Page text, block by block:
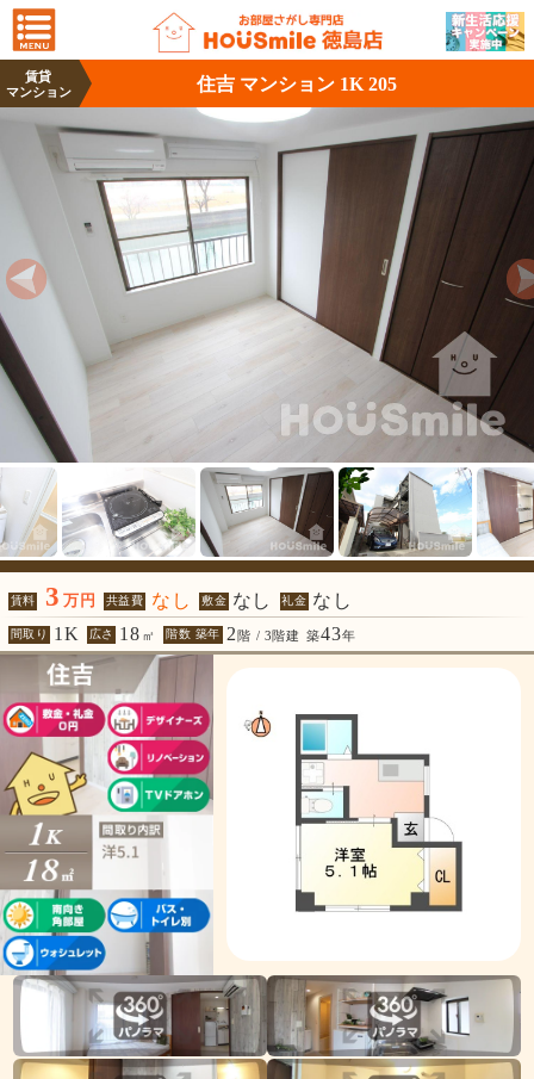
賃貸
マンション
住吉 マンション 1K 205
賃料 3 万円 共益費 なし 敷金 なし 礼金 なし
間取り 1K 広さ 18 ㎡ 階数 築年 2階 / 3階建 築43年